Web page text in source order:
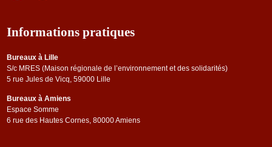
Informations pratiques
Bureaux à Lille
S/c MRES (Maison régionale de l’environnement et des solidarités)
5 rue Jules de Vicq, 59000 Lille
Bureaux à Amiens
Espace Somme
6 rue des Hautes Cornes, 80000 Amiens